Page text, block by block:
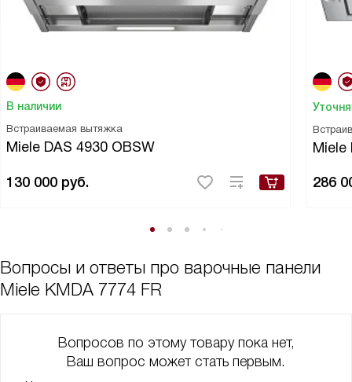
В наличии
Встраиваемая вытяжка
Miele DAS 4930 OBSW
130 000 руб.
Miele
286
Вопросы и ответы про варочные панели
Miele KMDA 7774 FR
Вопросов по этому товару пока нет,
Ваш вопрос может стать первым.